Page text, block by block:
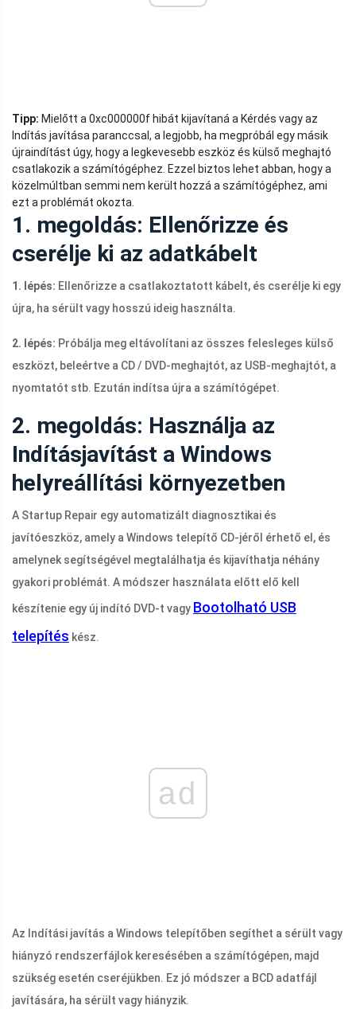
Tipp: Mielőtt a 0xc000000f hibát kijavítaná a Kérdés vagy az
Indítás javítása paranccsal, a legjobb, ha megpróbál egy másik
újraindítást úgy, hogy a legkevesebb eszköz és külső meghajtó
csatlakozik a számítógéphez. Ezzel biztos lehet abban, hogy a
közelmúltban semmi nem került hozzá a számítógéphez, ami
ezt a problémát okozta.
1. megoldás: Ellenőrizze és
cserélje ki az adatkábelt
1. lépés: Ellenőrizze a csatlakoztatott kábelt, és cserélje ki egy
újra, ha sérült vagy hosszú ideig használta.
2. lépés: Próbálja meg eltávolítani az összes felesleges külső
eszközt, beleértve a CD / DVD-meghajtót, az USB-meghajtót, a
nyomtatót stb. Ezután indítsa újra a számítógépet.
2. megoldás: Használja az
Indításjavítást a Windows
helyreállítási környezetben
A Startup Repair egy automatizált diagnosztikai és
javítóeszköz, amely a Windows telepítő CD-jéről érhető el, és
amelynek segítségével megtalálhatja és kijavíthatja néhány
gyakori problémát. A módszer használata előtt elő kell
készítenie egy új indító DVD-t vagy Bootolható USB
telepítés kész.
ad
Az Indítási javítás a Windows telepítőben segíthet a sérült vagy
hiányzó rendszerfájlok keresésében a számítógépen, majd
szükség esetén cseréjükben. Ez jó módszer a BCD adatfájl
javítására, ha sérült vagy hiányzik.